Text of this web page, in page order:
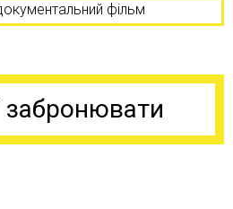
фільм
забронювати